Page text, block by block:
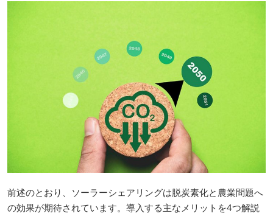
前述のとおり、ソーラーシェアリングは脱炭素化と農業問題へ
の効果が期待されています。導入する主なメリットを4つ解説